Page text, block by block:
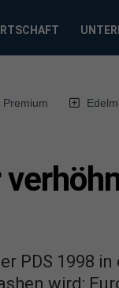
Premium
PDS 1998
wird: